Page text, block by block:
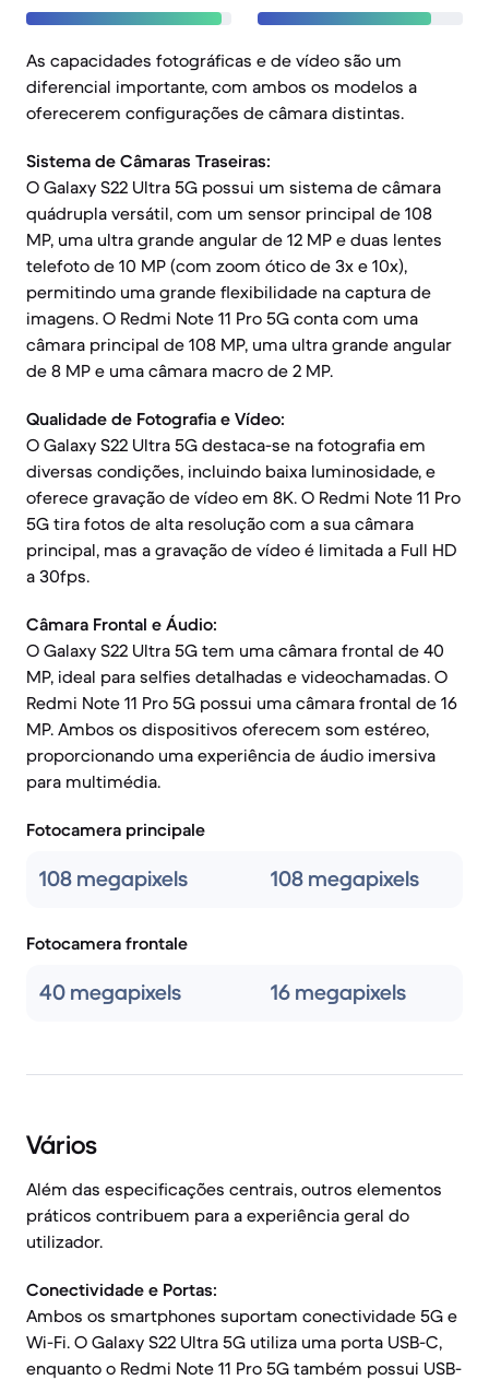
As capacidades fotográficas e de vídeo são um
diferencial importante, com ambos os modelos a
oferecerem configurações de câmara distintas.
Sistema de Câmaras Traseiras:
O Galaxy S22 Ultra 5G possui um sistema de câmara
quádrupla versátil, com um sensor principal de 108
MP, uma ultra grande angular de 12 MP e duas lentes
telefoto de 10 MP (com zoom ótico de 3x e 10x),
permitindo uma grande flexibilidade na captura de
imagens. O Redmi Note 11 Pro 5G conta com uma
câmara principal de 108 MP, uma ultra grande angular
de 8 MP e uma câmara macro de 2 MP.
Qualidade de Fotografia e Vídeo:
O Galaxy S22 Ultra 5G destaca-se na fotografia em
diversas condições, incluindo baixa luminosidade, e
oferece gravação de vídeo em 8K. O Redmi Note 11 Pro
5G tira fotos de alta resolução com a sua câmara
principal, mas a gravação de vídeo é limitada a Full HD
a 30fps.
Câmara Frontal e Áudio:
O Galaxy S22 Ultra 5G tem uma câmara frontal de 40
MP, ideal para selfies detalhadas e videochamadas. O
Redmi Note 11 Pro 5G possui uma câmara frontal de 16
MP. Ambos os dispositivos oferecem som estéreo,
proporcionando uma experiência de áudio imersiva
para multimédia.
Fotocamera principale
108 megapixels 108 megapixels
Fotocamera frontale
40 megapixels 16 megapixels
Vários
Além das especificações centrais, outros elementos
práticos contribuem para a experiência geral do
utilizador.
Conectividade e Portas:
Ambos os smartphones suportam conectividade 5G e
Wi-Fi. O Galaxy S22 Ultra 5G utiliza uma porta USB-C,
enquanto o Redmi Note 11 Pro 5G também possui USB-